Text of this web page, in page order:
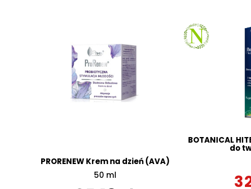
PRORENEW Krem na dzień (AVA)
50 ml
BOTANICAL
do